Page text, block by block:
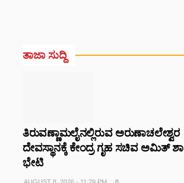
ತಾಜಾ ಸುದ್ದಿ
ತಿರುವಣ್ಣಾಮಲೈನಲ್ಲಿರುವ ಅರುಣಾಚಲೇಶ್ವರ
ದೇವಸ್ಥಾನಕ್ಕೆ ಕೇಂದ್ರ ಗೃಹ ಸಚಿವ ಅಮಿತ್ ಶಾ
ಭೇಟಿ